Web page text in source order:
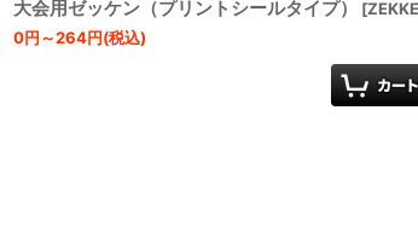
大会用ゼッケン（プリントシールタイプ） [
0円～264円(税込)